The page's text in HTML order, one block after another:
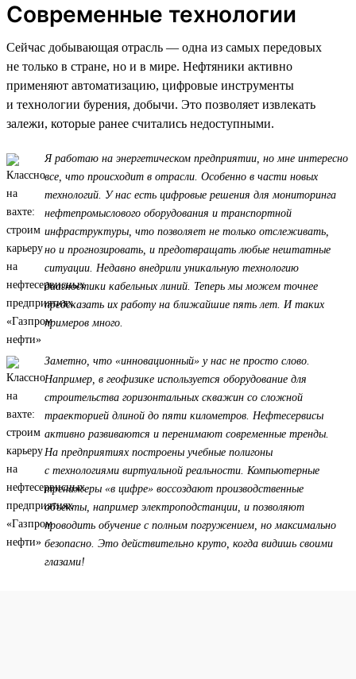
Современные технологии
Сейчас добывающая отрасль — одна из самых передовых
не только в стране, но и в мире. Нефтяники активно
применяют автоматизацию, цифровые инструменты
и технологии бурения, добычи. Это позволяет извлекать
залежи, которые ранее считались недоступными.
Я работаю на энергетическом предприятии, но мне интересно
все, что происходит в отрасли. Особенно в части новых
технологий. У нас есть цифровые решения для мониторинга
нефтепромыслового оборудования и транспортной
инфраструктуры, что позволяет не только отслеживать,
но и прогнозировать, и предотвращать любые нештатные
ситуации. Недавно внедрили уникальную технологию
диагностики кабельных линий. Теперь мы можем точнее
предсказать их работу на ближайшие пять лет. И таких
примеров много.
Заметно, что «инновационный» у нас не просто слово.
Например, в геофизике используется оборудование для
строительства горизонтальных скважин со сложной
траекторией длиной до пяти километров. Нефтесервисы
активно развиваются и перенимают современные тренды.
На предприятиях построены учебные полигоны
с технологиями виртуальной реальности. Компьютерные
тренажеры «в цифре» воссоздают производственные
объекты, например электроподстанции, и позволяют
проводить обучение с полным погружением, но максимально
безопасно. Это действительно круто, когда видишь своими
глазами!